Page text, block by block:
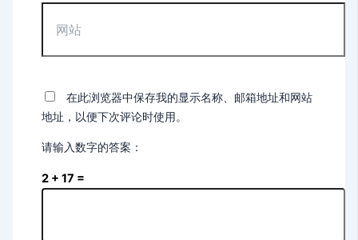
在此浏览器中保存我的显示名称、邮箱地址和网站
地址，以便下次评论时使用。
请输入数字的答案：
2 + 17 =